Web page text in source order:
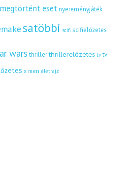
megtörtént eset nyereményjáték
satöbbi scifi scifielőzetes
wars thriller thrillerelőzetes tv tv
x men életrajz